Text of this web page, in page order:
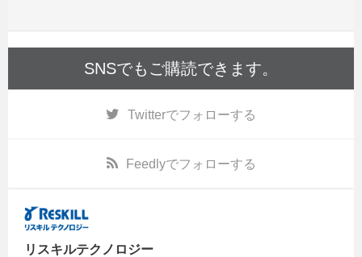
SNSでもご購読できます。
Twitterでフォローする
Feedlyでフォローする
リスキルテクノロジー